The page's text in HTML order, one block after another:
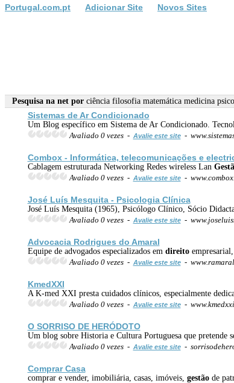
Portugal.com.pt Adicionar Site Novos Sites
Pesquisa na net por ciência filosofia matemática medicina
Sistemas de Ar Condicionado
Um Blog específico em Sistema de Ar Condicionado.
Avaliado 0 vezes - Avalie este site-
Combox - Informática, telecomunicações e
Cablagem estruturada Networking Redes wireless Lan
Avaliado 0 vezes - Avalie este site-
José Luís Mesquita - PsicologiaClínica
José Luís Mesquita (1965), Psicólogo Clínico, Sócio
Avaliado 0 vezes - Avalie este site-
Advocacia Rodrigues do Amaral
Equipe de advogados especializados em direitoempresarial,
Avaliado 0 vezes - Avalie este site-
KmedXXI
A K-med XXI presta cuidados clínicos, especialmente
Avaliado 0 vezes - Avalie este site-
O SORRISO DE HERÓDOTO
Um blog sobre Historia e Cultura Portuguesa que pretende
Avaliado 0 vezes - Avalie este site-
Comprar Casa
comprar e vender, imobiliária, casas, imóveis, gestãode